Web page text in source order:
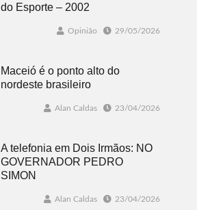
do Esporte – 2002
Opinião 29/05/2026
Maceió é o ponto alto do
nordeste brasileiro
Alan Caldas 23/04/2026
A telefonia em Dois Irmãos: NO
GOVERNADOR PEDRO
SIMON
Alan Caldas 23/04/2026